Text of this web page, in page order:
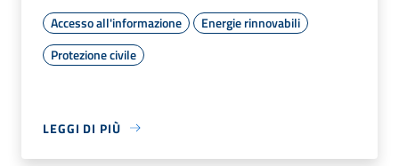
Accesso all'informazione
Energie rinnovabili
Protezione civile
LEGGI DI PIÙ